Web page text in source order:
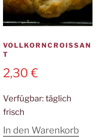
VOLLKORNCROISSAN
T
2,30€
Verfügbar: täglich
frisch
In den Warenkorb